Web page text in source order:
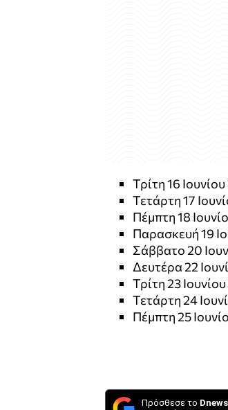
Τρίτη 16
Τετάρτη 17
Πέμπτη 18
Παρασκευή 19
Σάββατο 20
Δευτέρα 22
Τρίτη 23
Τετάρτη 24
Πέμπτη 25
Πρόσθεσε το Dnews